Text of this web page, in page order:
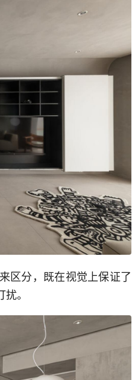
区分，既在视觉上保证了
。